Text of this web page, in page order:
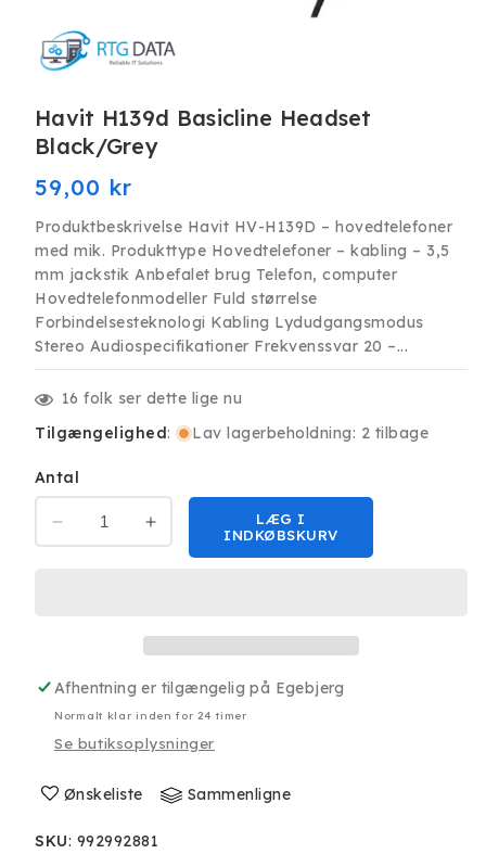
1
modus
Havit H139d Basicline Headset
Black/Grey
Normalpris
59,00 kr
Produktbeskrivelse Havit HV-H139D – hovedtelefoner
med mik. Produkttype Hovedtelefoner – kabling – 3,5
mm jackstik Anbefalet brug Telefon, computer
Hovedtelefonmodeller Fuld størrelse
Forbindelsesteknologi Kabling Lydudgangsmodus
Stereo Audiospecifikationer Frekvenssvar 20 –...
16 folk ser dette lige nu
Tilgængelighed: Lav lagerbeholdning: 2 tilbage
Antal
Reducer
antallet
Black/Grey
Øg
antallet
Black/Grey
LÆG I
INDKØBSKURV
Afhentning er tilgængelig på Egebjerg
Normalt klar inden for 24 timer
Se butiksoplysninger
Ønskeliste Sammenligne
SKU: 992992881